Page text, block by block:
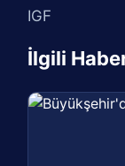
IGF
İlgili